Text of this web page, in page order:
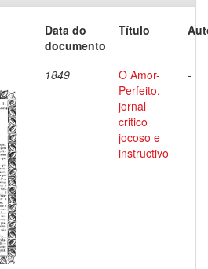
Data do
documento
Título
1849
O Amor-
Perfeito,
jornal
critico
jocoso e
instructivo
-